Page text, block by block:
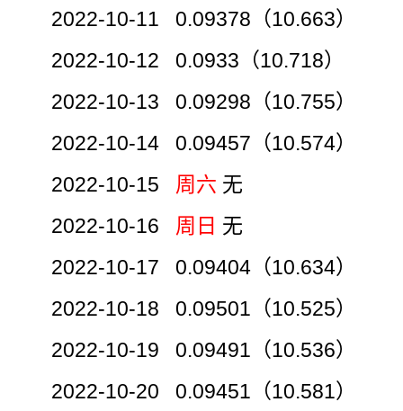
2022-10-11 0.09378（10.663）
2022-10-12 0.0933（10.718）
2022-10-13 0.09298（10.755）
2022-10-14 0.09457（10.574）
2022-10-15 周六 无
2022-10-16 周日 无
2022-10-17 0.09404（10.634）
2022-10-18 0.09501（10.525）
2022-10-19 0.09491（10.536）
2022-10-20 0.09451（10.581）